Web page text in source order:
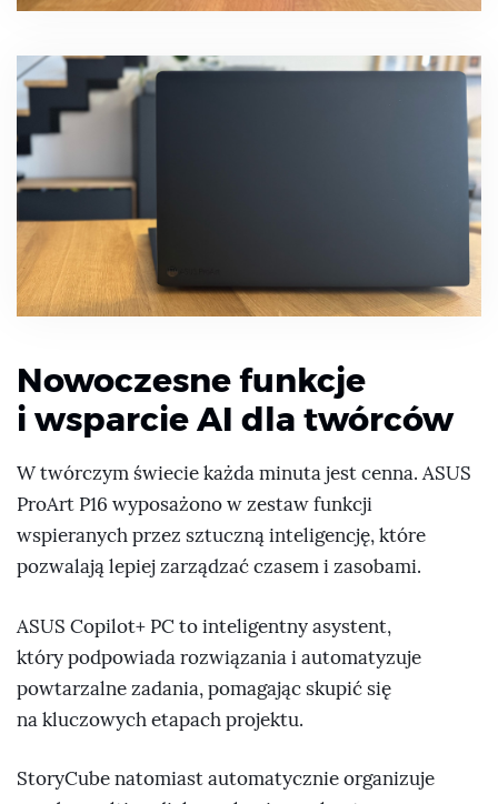
Nowoczesne funkcje
i wsparcie AI dla twórców
W twórczym świecie każda minuta jest cenna. ASUS
ProArt P16 wyposażono w zestaw funkcji
wspieranych przez sztuczną inteligencję, które
pozwalają lepiej zarządzać czasem i zasobami.
ASUS Copilot+ PC to inteligentny asystent,
który podpowiada rozwiązania i automatyzuje
powtarzalne zadania, pomagając skupić się
na kluczowych etapach projektu.
StoryCube natomiast automatycznie organizuje